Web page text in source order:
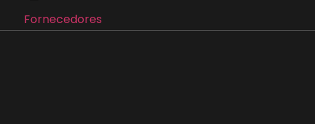
Fornecedores